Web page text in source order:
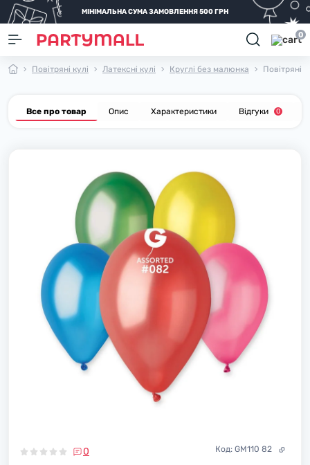
МІНІМАЛЬНА СУМА ЗАМОВЛЕННЯ 500 ГРН
0
Повітряні кулі Латексні кулі Круглі без малюнка Повітряні
Все про товар Опис Характеристики Відгуки 0
0 Код: GМ110 82